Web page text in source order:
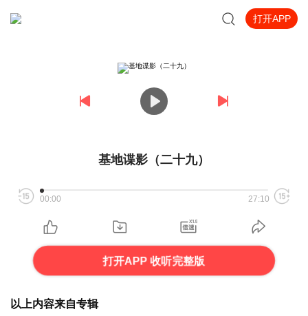
打开APP
基地谍影（二十九）
00:00 27:10
打开APP 收听完整版
以上内容来自专辑